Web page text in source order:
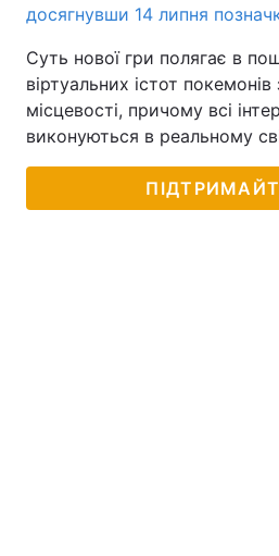
досягнувши 14 липня
Суть нової гри полягає в
віртуальних істот
місцевості, причому всі
виконуються в реальному